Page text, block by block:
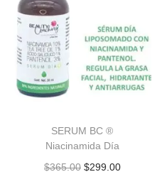
SERUM BC ®
Niacinamida Día
$365.00 $299.00